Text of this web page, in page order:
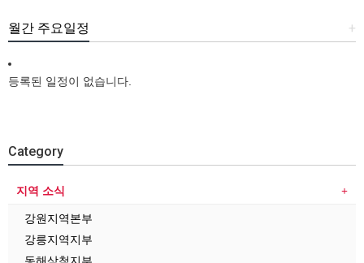
+
월간 주요일정
등록된 일정이 없습니다.
Category
지역 소식
강원지역본부
강릉지역지부
동해삼척지부